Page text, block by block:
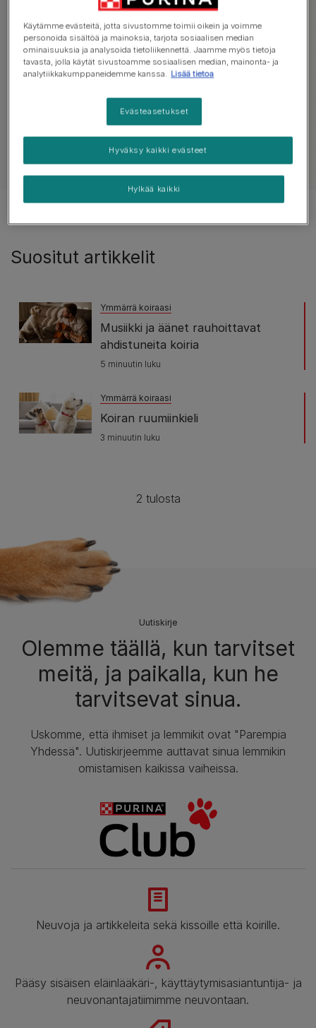
Tutustu käyttäytymistä koskeviin
neuvoihin
Suositut artikkelit
Ymmärrä koiraasi
Musiikki ja äänet rauhoittavat
ahdistuneita koiria
5 minuutin luku
Ymmärrä koiraasi
Koiran ruumiinkieli
3 minuutin luku
2 tulosta
Uutiskirje
Olemme täällä, kun tarvitset
meitä, ja paikalla, kun he
tarvitsevat sinua.
Uskomme, että ihmiset ja lemmikit ovat "Parempia
Yhdessä". Uutiskirjeemme auttavat sinua lemmikin
omistamisen kaikissa vaiheissa.
Neuvoja ja artikkeleita sekä kissoille että koirille.
Pääsy sisäisen eläinlääkäri-, käyttäytymisasiantuntija- ja
neuvonantajatiimimme neuvontaan.
Käytämme evästeitä, jotta sivustomme toimii oikein ja voimme
personoida sisältöä ja mainoksia, tarjota sosiaalisen median
ominaisuuksia ja analysoida tietoliikennettä. Jaamme myös tietoja
tavasta, jolla käytät sivustoamme sosiaalisen median, mainonta- ja
analytiikkakumppaneidemme kanssa. Lisää tietoa
Evästeasetukset
Hylkää kaikki
Hyväksy kaikki evästeet